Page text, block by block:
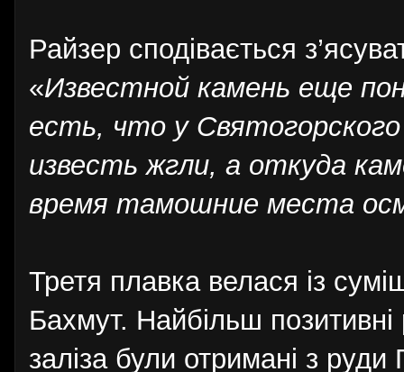
Райзер сподівається
«Известной камень еще
есть, что у
известь жгли, а откуда
время тамошние места
Третя плавка велася із
Бахмут. Найбільш позитивні
заліза були отримані з